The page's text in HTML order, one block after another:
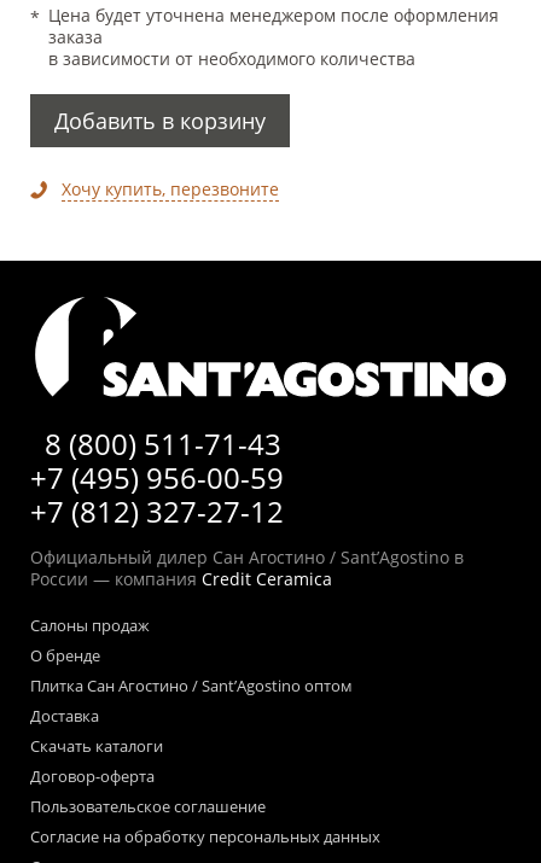
Цена будет уточнена менеджером после оформления
заказа
в зависимости от необходимого количества
Добавить в корзину
Хочу купить, перезвоните
8 (800) 511-71-43
+7 (495) 956-00-59
+7 (812) 327-27-12
Официальный дилер Сан Агостино / Sant’Agostino в
России — компания Credit Ceramica
Салоны продаж
О бренде
Плитка Сан Агостино / Sant’Agostino оптом
Доставка
Скачать каталоги
Договор-оферта
Пользовательское соглашение
Согласие на обработку персональных данных